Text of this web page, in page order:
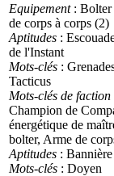
Equipement: Bolter
de corps à corps (2)
Aptitudes :
de l'Instant
Mots-clés :
Tacticus
Mots-clés de faction
Champion de
énergétique de
bolter, Arme de
Aptitudes :
Mots-clés : Doyen